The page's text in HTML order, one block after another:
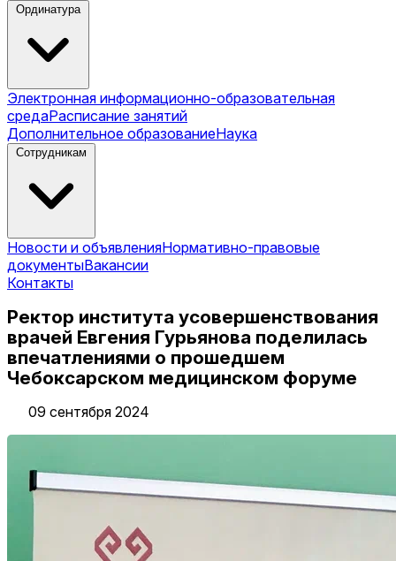
Ординатура
Электронная информационно-образовательная
средаРасписание занятий
Дополнительное образованиеНаука
Сотрудникам
Новости и объявленияНормативно-правовые
документыВакансии
Контакты
Ректор института усовершенствования
врачей Евгения Гурьянова поделилась
впечатлениями о прошедшем
Чебоксарском медицинском форуме
09 сентября 2024